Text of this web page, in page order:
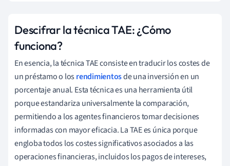
Descifrar la técnica TAE: ¿Cómo
funciona?
En esencia, la técnica TAE consiste en traducir los costes de
un préstamo o losrendimientosde una inversión en un
porcentaje anual. Esta técnica es una herramienta útil
porque estandariza universalmente la comparación,
permitiendo a los agentes financieros tomar decisiones
informadas con mayor eficacia. La TAE es única porque
engloba todos los costes significativos asociados a las
operaciones financieras, incluidos los pagos de intereses,